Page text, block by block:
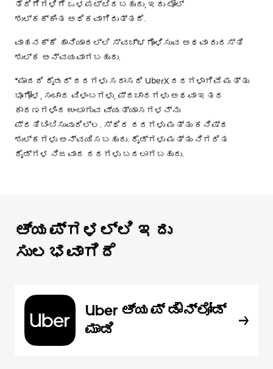
ತೆರಿಗೆಗಳಿಗೆ ಒಳಪಟ್ಟಿರಬಹುದು, ಇದು ಟೋಲ್
ಶುಲ್ಕಕ್ಕಿಂತ ಅಧಿಕವಾಗಿರುತ್ತದೆ.
ವಾಹನಕ್ಕೆ ಹಾನಿಯಾದಲ್ಲಿ ಸ್ವಚ್ಛಗೊಳಿಸುವ ಅಥವಾ ದುರಸ್ತಿ
ಶುಲ್ಕ ಅನ್ವಯವಾಗಬಹುದು.
*ಮಾದರಿ ರೈಡರ್ ದರಗಳು ಸರಾಸರಿ UberX ದರಗಳಾಗಿವೆ ಮತ್ತು
ಭೂಗೋಳ, ಸಂಚಾರ ವಿಳಂಬಗಳು, ಪ್ರಚಾರಗಳು ಅಥವಾ ಇತರ
ಕಾರಣಗಳಿಂದ ಉಂಟಾಗುವ ವ್ಯತ್ಯಾಸಗಳನ್ನು
ಪ್ರತಿಬಿಂಬಿಸುವುದಿಲ್ಲ. ಸ್ಥಿರ ದರಗಳು ಮತ್ತು ಕನಿಷ್ಠ
ಶುಲ್ಕಗಳು ಅನ್ವಯಿಸಬಹುದು. ರೈಡ್‌ಗಳು ಮತ್ತು ನಿಗದಿತ
ರೈಡ್‌ಗಳ ನಿಜವಾದ ದರಗಳು ಬದಲಾಗಬಹುದು.
ಆ್ಯಪ್‌‌ಗಳಲ್ಲಿ ಇದು
ಸುಲಭವಾಗಿದೆ
Uber ಆ್ಯಪ್‍ ಡೌನ್‌ಲೋಡ್
ಮಾಡಿ